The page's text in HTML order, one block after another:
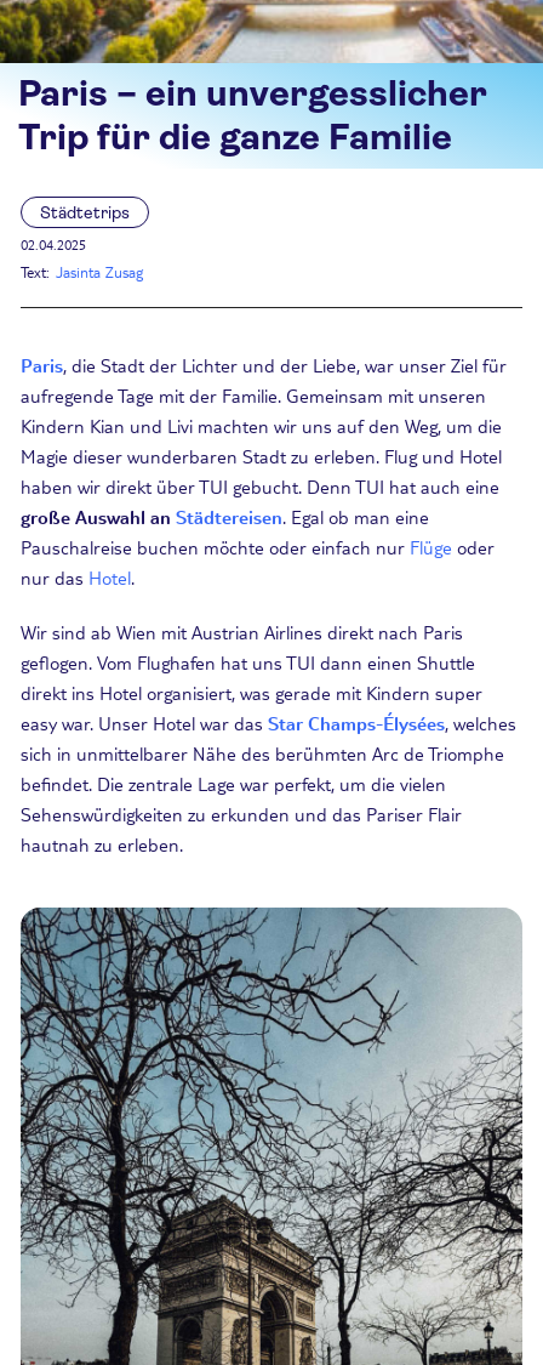
Paris – ein unvergesslicher
Trip für die ganze Familie
Städtetrips
02.04.2025
Text: Jasinta Zusag
Paris, die Stadt der Lichter und der Liebe, war unser Ziel für
aufregende Tage mit der Familie. Gemeinsam mit unseren
Kindern Kian und Livi machten wir uns auf den Weg, um die
Magie dieser wunderbaren Stadt zu erleben. Flug und Hotel
haben wir direkt über TUI gebucht. Denn TUI hat auch eine
große Auswahl an Städtereisen. Egal ob man eine
Pauschalreise buchen möchte oder einfach nur Flüge oder
nur das Hotel.
Wir sind ab Wien mit Austrian Airlines direkt nach Paris
geflogen. Vom Flughafen hat uns TUI dann einen Shuttle
direkt ins Hotel organisiert, was gerade mit Kindern super
easy war. Unser Hotel war das Star Champs-Élysées, welches
sich in unmittelbarer Nähe des berühmten Arc de Triomphe
befindet. Die zentrale Lage war perfekt, um die vielen
Sehenswürdigkeiten zu erkunden und das Pariser Flair
hautnah zu erleben.